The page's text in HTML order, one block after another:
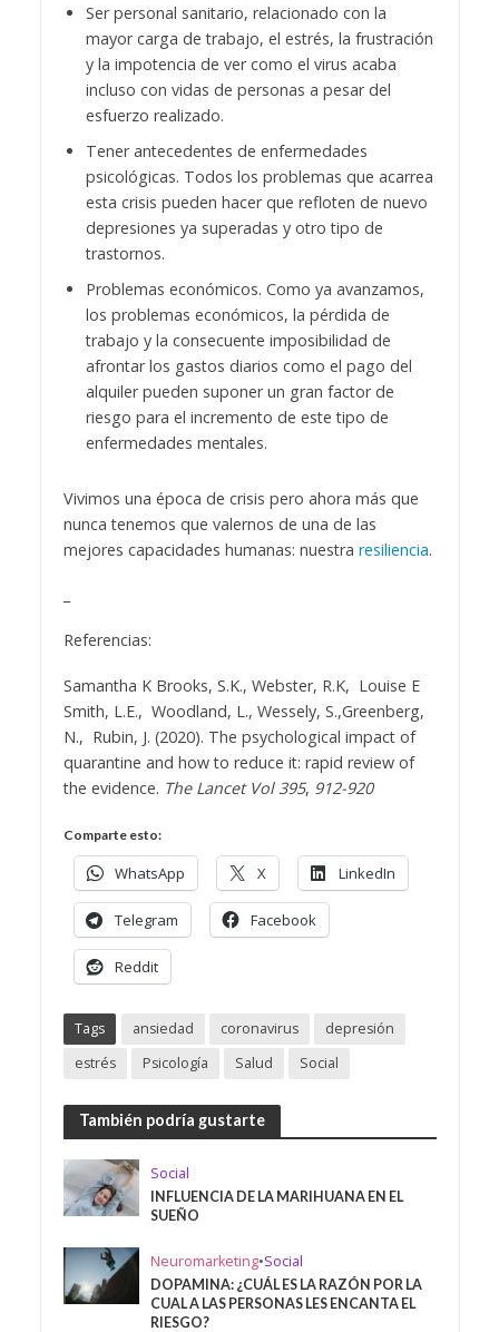
Ser personal sanitario, relacionado con la
mayor carga de trabajo, el estrés, la frustración
y la impotencia de ver como el virus acaba
incluso con vidas de personas a pesar del
esfuerzo realizado.
Tener antecedentes de enfermedades
psicológicas. Todos los problemas que acarrea
esta crisis pueden hacer que refloten de nuevo
depresiones ya superadas y otro tipo de
trastornos.
Problemas económicos. Como ya avanzamos,
los problemas económicos, la pérdida de
trabajo y la consecuente imposibilidad de
afrontar los gastos diarios como el pago del
alquiler pueden suponer un gran factor de
riesgo para el incremento de este tipo de
enfermedades mentales.
Vivimos una época de crisis pero ahora más que
nunca tenemos que valernos de una de las
mejores capacidades humanas: nuestra resiliencia.
Referencias:
Samantha K Brooks, S.K., Webster, R.K, Louise E
Smith, L.E., Woodland, L., Wessely, S.,Greenberg,
N., Rubin, J. (2020). The psychological impact of
quarantine and how to reduce it: rapid review of
the evidence. The Lancet Vol 395, 912-920
Comparte esto:
WhatsApp X LinkedIn
Telegram Facebook
Reddit
Tags ansiedad coronavirus
depresión
estrés
Psicología Salud Social
También podría gustarte
Social
INFLUENCIA DE LA MARIHUANA EN EL
SUEÑO
Neuromarketing•Social
DOPAMINA: ¿CUÁL ES LA RAZÓN POR LA
CUAL A LAS PERSONAS LES ENCANTA EL
RIESGO?